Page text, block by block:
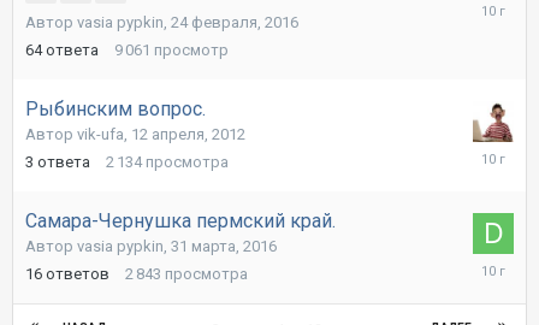
Автор vasia pypkin, 24 февраля, 2016
64 ответа 9 061 просмотр
Рыбинским вопрос.
Автор vik-ufa, 12 апреля, 2012
3 ответа 2 134 просмотра
28
Самара-Чернушка пермский край.
Автор vasia pypkin, 31 марта, 2016
16 ответов 2 843 просмотра
2016